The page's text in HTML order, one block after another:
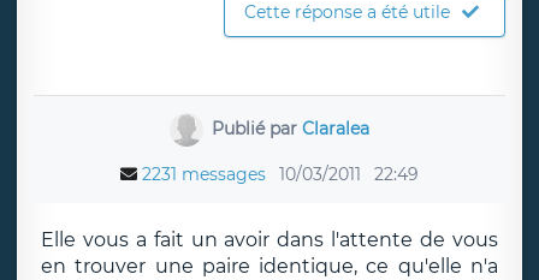
Cette réponse a été utile
Publié parClaralea
2231 messages 10/03/2011 22:49
Elle vous a fait un avoir dans l'attente de vous
en trouver une paire identique, ce qu'elle n'a